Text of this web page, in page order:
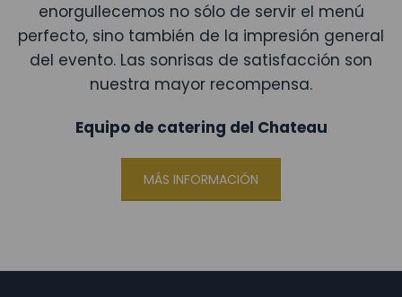
enorgullecemos no sólo de servir el menú
perfecto, sino también de la impresión general
del evento. Las sonrisas de satisfacción son
nuestra mayor recompensa.
Equipo de catering del Chateau
MÁS INFORMACIÓN